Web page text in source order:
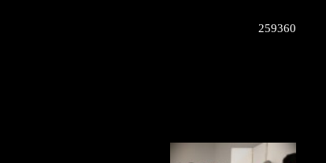
259360